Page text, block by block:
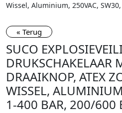
Wissel, Aluminium, 250VAC,
« Terug
SUCO
DRUKSCHAKELAAR
DRAAIKNOP, ATEX
WISSEL,
1-400 BAR, 200/600